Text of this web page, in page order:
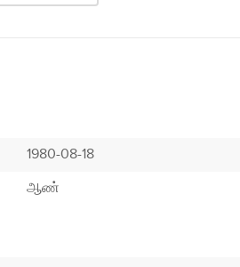
1980-08-18
ஆண்